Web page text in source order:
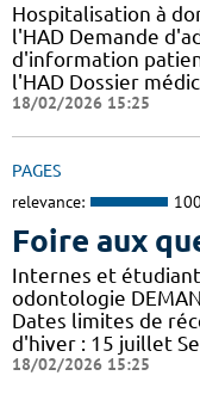
Hospitalisation à
l'HAD Demande
d'information
l'HAD Dossier
18/02/2026 15:25
PAGES
relevance:
Foire aux
Internes et
odontologie
Dates limites de
d'hiver : 15 juillet
18/02/2026 15:25